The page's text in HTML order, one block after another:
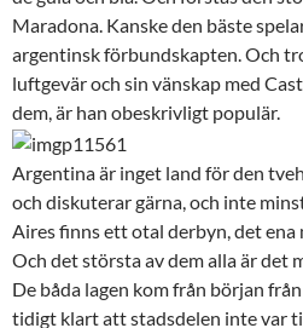
Maradona. Kanske den bäste
argentinsk förbundskapten. Och
luftgevär och sin vänskap med
dem, är han obeskrivligt populär.
Argentina är inget land för den
och diskuterar gärna, och inte
Aires finns ett otal derbyn, det
Och det största av dem alla är det
De båda lagen kom från början
tidigt klart att stadsdelen inte var